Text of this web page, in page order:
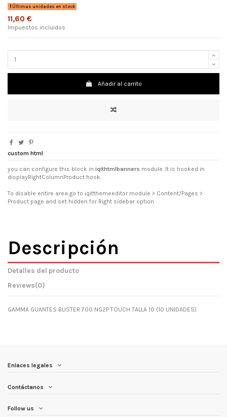
Últimas unidades en stock
11,60 €
Impuestos incluidos
Añadir al carrito
custom html
you can configure this block in iqithtmlbanners module. It is hooked in
displayRightColumnProduct hook.
To disable entire area go to iqitthemeeditor module > Content/Pages >
Product page and set hidden for Right sidebar option
Descripción
Detalles del producto
Reviews(0)
GAMMA GUANTES BLISTER 700 NG2P TOUCH TALLA 10 (10 UNIDADES)
Enlaces legales
Contáctanos
Follow us